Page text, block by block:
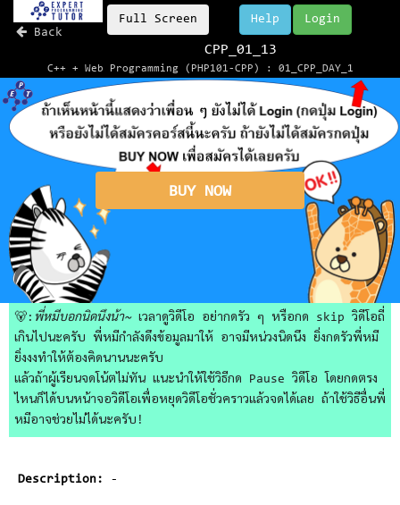
Back
Full Screen Login
Help
CPP_01_13
C++ + Web Programming (PHP101-CPP) : 01_CPP_DAY_1
BUY NOW
🐻: พี่หมีบอกนิดนึงน้า~เวลาดูวิดีโอ อย่ากดรัว ๆ หรือกด skip วิดีโอถี่
เกินไปนะครับ พี่หมีกำลังดึงข้อมูลมาให้ อาจมีหน่วงนิดนึง ยิ่งกดรัวพี่หมี
ยิ่งงงทำให้ต้องคิดนานนะครับ
แล้วถ้าผู้เรียนจดโน้ตไม่ทัน แนะนำให้ใช้วิธีกด Pause วิดีโอ โดยกดตรง
ไหนก็ได้บนหน้าจอวิดีโอเพื่อหยุดวิดีโอชั่วคราวแล้วจดได้เลย ถ้าใช้วิธีอื่นพี่
หมีอาจช่วยไม่ได้นะครับ!
Description: -